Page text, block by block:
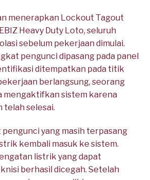
menerapkan Lockout Tagout
Heavy Duty Loto, seluruh
sebelum pekerjaan dimulai.
pengunci dipasang pada panel
ditempatkan pada titik
berlangsung, seorang
mengaktifkan sistem karena
telah selesai.
yang masih terpasang
kembali masuk ke sistem.
listrik yang dapat
berhasil dicegah. Setelah